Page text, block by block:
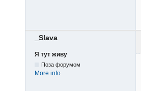
_Slava
Я тут живу
Поза форумом
More info